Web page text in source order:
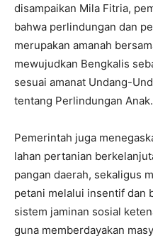
disampaikan Mila Fitria,
bahwa perlindungan dan
merupakan amanah
mewujudkan Bengkalis
sesuai amanat Undang-
tentang Perlindungan Anak.
Pemerintah juga
lahan pertanian
pangan daerah, sekaligus
petani melalui insentif dan
sistem jaminan sosial
guna memberdayakan